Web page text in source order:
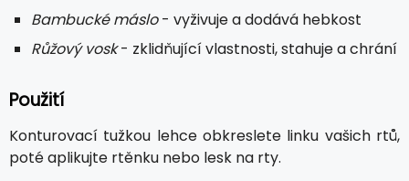
Bambucké máslo- vyživuje a dodává hebkost
Růžový vosk- zklidňující vlastnosti, stahuje a chrání
Použití
Konturovací tužkou lehce obkreslete linku vašich rtů,
poté aplikujte rtěnku nebo lesk na rty.